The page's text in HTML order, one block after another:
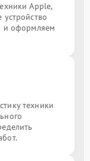
Apple,
устройство
и оформляем
техники